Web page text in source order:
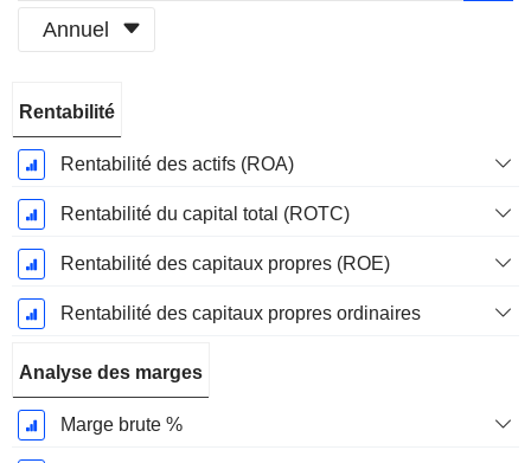
Annuel
Fiscale:
Août
Rentabilité
Rentabilité des actifs (ROA)
Rentabilité du capital total (ROTC)
Rentabilité des capitaux propres (ROE)
Rentabilité des capitaux propres ordinaires
Analyse des marges
Marge brute %